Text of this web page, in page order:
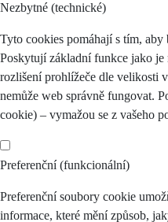
Nezbytné (technické)
Tyto cookies pomáhají s tím,
Poskytují základní funkce jako je
rozlišení prohlížeče dle velikosti
nemůže web správně fungovat.
cookie) – vymažou se z vašeho
Preferenční (funkcionální)
Preferenční soubory cookie
informace, které mění způsob,